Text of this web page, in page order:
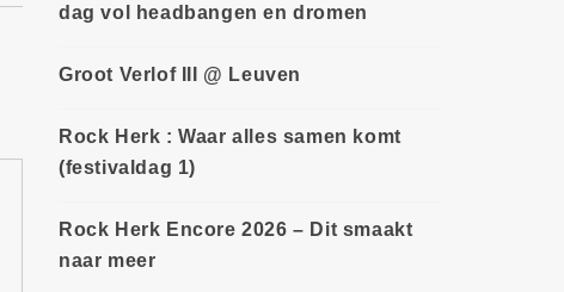
dag vol headbangen en dromen
Groot Verlof III @ Leuven
Rock Herk : Waar alles samen komt
(festivaldag 1)
Rock Herk Encore 2026 – Dit smaakt
naar meer